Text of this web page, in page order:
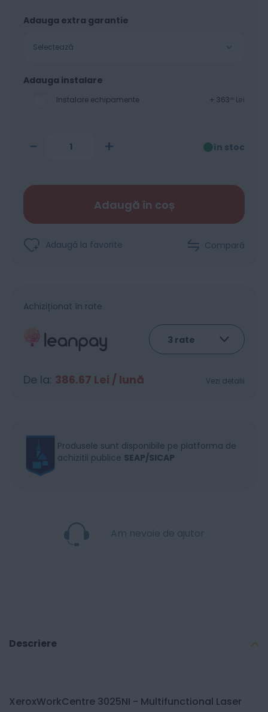
Adauga extra garantie
Selectează
Adauga instalare
Instalare echipamente + 363 Lei
- + în stoc
Adaugă în coș
Adaugă la favorite Compară
Achiziționat în rate
De la: 386.67 Lei / lună Vezi detalii
Produsele sunt disponibile pe platforma de
achizitii publice SEAP/SICAP
Am nevoie de ajutor
Descriere
XeroxWorkCentre 3025NI - Multifunctional Laser